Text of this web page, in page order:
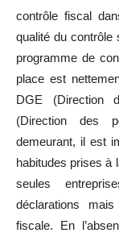
contrôle fiscal
qualité du
programme de
place est
DGE (Direction
(Direction des
demeurant, il est
habitudes prises à
seules
déclarations
fiscale. En